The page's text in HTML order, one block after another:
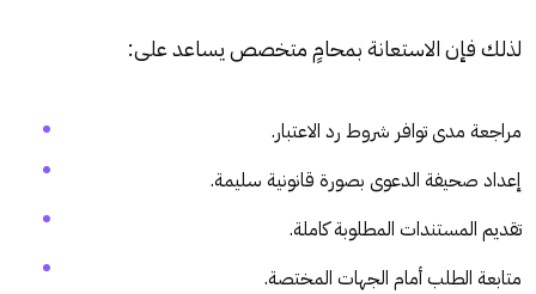
لذلك فإن الاستعانة بمحامٍ متخصص يساعد على:
مراجعة مدى توافر شروط رد الاعتبار.
إعداد صحيفة الدعوى بصورة قانونية سليمة.
تقديم المستندات المطلوبة كاملة.
متابعة الطلب أمام الجهات المختصة.